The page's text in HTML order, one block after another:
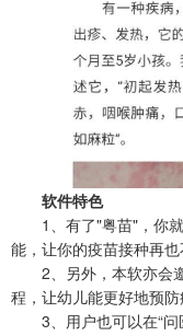
软件特色
1、有了"粤苗"，你就
能，让你的疫苗接种再也
2、另外，本软亦会邀
程，让幼儿能更好地预防
3、用户也可以在“问